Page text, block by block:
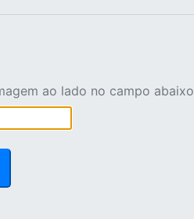
ao lado no campo abaixo